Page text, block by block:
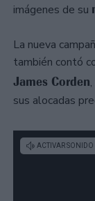
imágenes de su
La nueva
también contó
James Corden
sus alocadas